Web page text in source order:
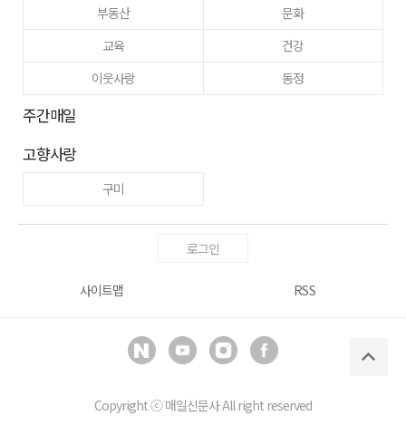
부동산
문화
교육
건강
이웃사랑
동정
주간매일
고향사랑
구미
로그인
사이트맵 RSS
Copyright ⓒ매일신문사All right reserved